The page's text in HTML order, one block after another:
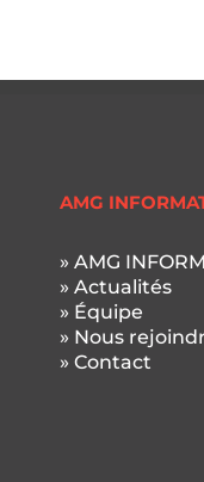
AMG
» AMG
» Actualités
» Équipe
» Nous
» Contact